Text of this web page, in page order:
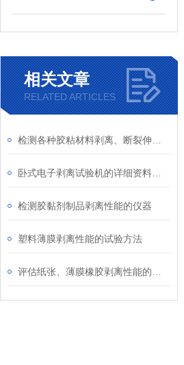
相关文章
RELATED ARTICLES
检测胶黏剂制品剥离性能的仪器
塑料薄膜剥离性能的试验方法